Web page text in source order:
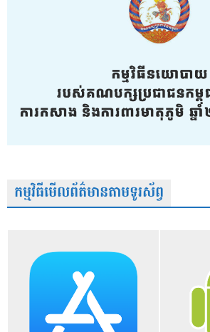
កម្មវិធីមើលព័ត៌មានតាមទូរស័ព្វ